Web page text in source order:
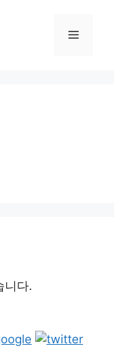
메
니다.